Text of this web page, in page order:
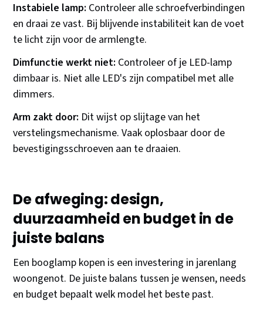
Instabiele lamp: Controleer alle schroefverbindingen
en draai ze vast. Bij blijvende instabiliteit kan de voet
te licht zijn voor de armlengte.
Dimfunctie werkt niet: Controleer of je LED-lamp
dimbaar is. Niet alle LED's zijn compatibel met alle
dimmers.
Arm zakt door: Dit wijst op slijtage van het
verstelingsmechanisme. Vaak oplosbaar door de
bevestigingsschroeven aan te draaien.
De afweging: design,
duurzaamheid en budget in de
juiste balans
Een booglamp kopen is een investering in jarenlang
woongenot. De juiste balans tussen je wensen, needs
en budget bepaalt welk model het beste past.